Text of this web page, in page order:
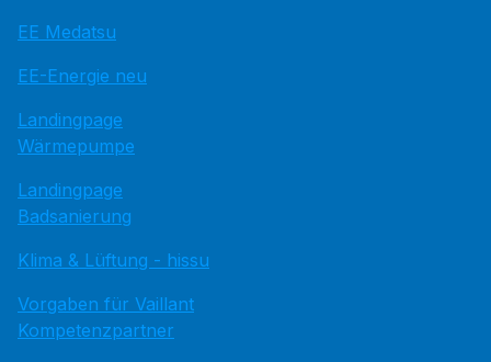
EE Medatsu
EE-Energie neu
Landingpage
Wärmepumpe
Landingpage
Badsanierung
Klima & Lüftung - hissu
Vorgaben für Vaillant
Kompetenzpartner